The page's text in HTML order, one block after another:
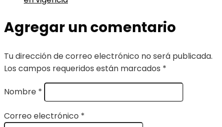
Agregar un comentario
Tu dirección de correo electrónico no será publicada.
Los campos requeridos están marcados *
Nombre *
Correo electrónico *